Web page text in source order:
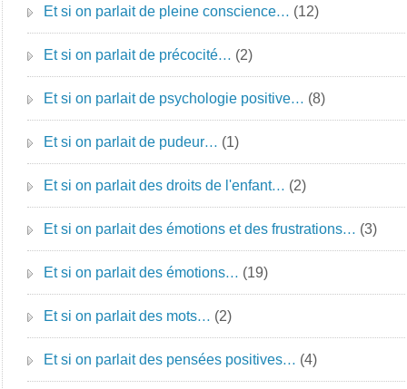
Et si on parlait de pleine conscience… (12)
Et si on parlait de précocité… (2)
Et si on parlait de psychologie positive… (8)
Et si on parlait de pudeur… (1)
Et si on parlait des droits de l'enfant… (2)
Et si on parlait des émotions et des frustrations… (3)
Et si on parlait des émotions… (19)
Et si on parlait des mots… (2)
Et si on parlait des pensées positives… (4)